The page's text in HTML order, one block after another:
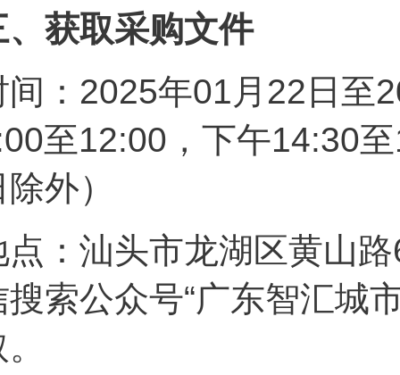
、获取采购文件
间：2025年01月22日至
至12:00，下午14:30
外）
点：汕头市龙湖区黄山
搜索公众号“广东智汇城